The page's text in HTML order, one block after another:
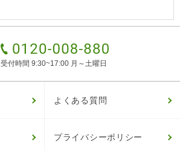
受付時間 9:30~17:00 月～土曜日
よくある質問
プライバシーポリシー